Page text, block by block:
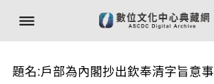
題名:戶部為內閣抄出欽奉清字旨意事